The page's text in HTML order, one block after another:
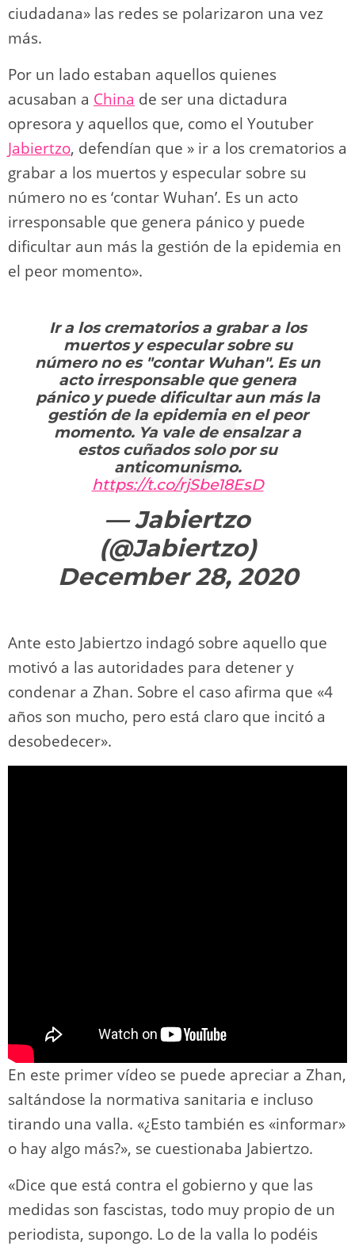
ciudadana» las redes se polarizaron una vez
más.
Por un lado estaban aquellos quienes
acusaban a China de ser una dictadura
opresora y aquellos que, como el Youtuber
Jabiertzo, defendían que » ir a los crematorios a
grabar a los muertos y especular sobre su
número no es ‘contar Wuhan’. Es un acto
irresponsable que genera pánico y puede
dificultar aun más la gestión de la epidemia en
el peor momento».
Ir a los crematorios a grabar a los
muertos y especular sobre su
número no es "contar Wuhan". Es un
acto irresponsable que genera
pánico y puede dificultar aun más la
gestión de la epidemia en el peor
momento. Ya vale de ensalzar a
estos cuñados solo por su
anticomunismo.
https://t.co/rjSbe18EsD
— Jabiertzo
(@Jabiertzo)
December 28, 2020
Ante esto Jabiertzo indagó sobre aquello que
motivó a las autoridades para detener y
condenar a Zhan. Sobre el caso afirma que «4
años son mucho, pero está claro que incitó a
desobedecer».
En este primer vídeo se puede apreciar a Zhan,
saltándose la normativa sanitaria e incluso
tirando una valla. «¿Esto también es «informar»
o hay algo más?», se cuestionaba Jabiertzo.
«Dice que está contra el gobierno y que las
medidas son fascistas, todo muy propio de un
periodista, supongo. Lo de la valla lo podéis